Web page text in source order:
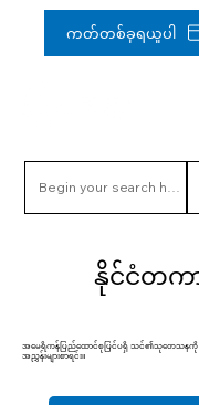
ကတ်တစ်ခုရယူပါ
နိုင်ငံတက
အမေရိကန်ပြည်ထောင်စုပြင်ပရှိ သင်၏သုတေသနကို
အညွှန်းများစာရင်း။